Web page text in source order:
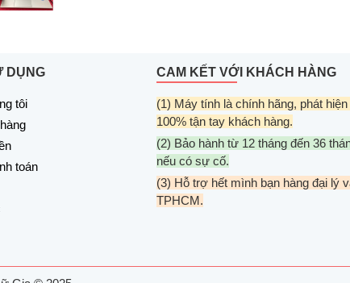
DỤNG
tôi
toán
CAM KẾT VỚI KHÁCH HÀNG
(1) Máy tính là chính hãng, phát
100% tận tay khách hàng.
(2) Bảo hành từ 12 tháng đến 36
nếu có sự cố.
(3) Hỗ trợ hết mình bạn hàng đại lý
TPHCM.